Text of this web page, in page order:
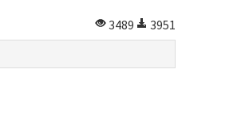
3489
3951